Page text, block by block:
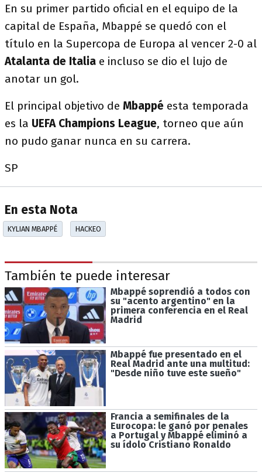
En su primer partido oficial en el equipo de la
capital de España, Mbappé se quedó con el
título en la Supercopa de Europa al vencer 2-0 al
Atalanta de Italia e incluso se dio el lujo de
anotar un gol.
El principal objetivo de Mbappé esta temporada
es la UEFA Champions League, torneo que aún
no pudo ganar nunca en su carrera.
SP
En esta Nota
KYLIAN MBAPPÉ HACKEO
También te puede interesar
Mbappé soprendió a todos con
su "acento argentino" en la
primera conferencia en el Real
Madrid
Mbappé fue presentado en el
Real Madrid ante una multitud:
"Desde niño tuve este sueño"
Francia a semifinales de la
Eurocopa: le ganó por penales
a Portugal y Mbappé eliminó a
su ídolo Cristiano Ronaldo